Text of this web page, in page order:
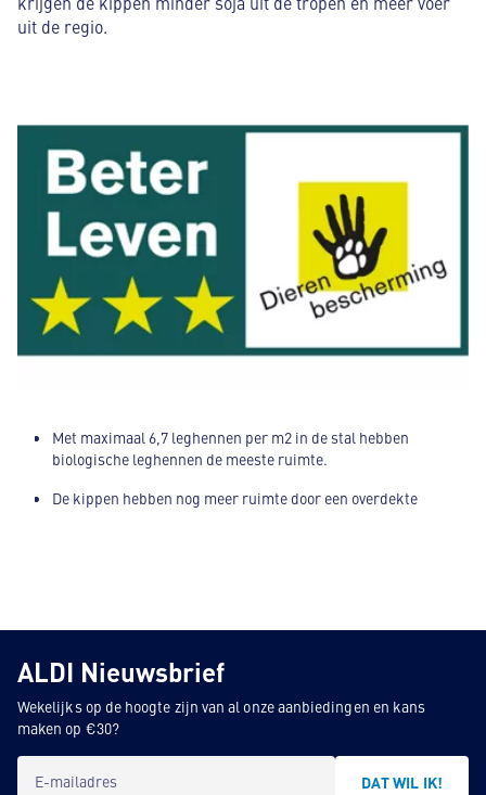
uit de regio.
Met maximaal 6,7 leghennen per m2 in de stal hebben
biologische leghennen de meeste ruimte.
De kippen hebben nog meer ruimte door een overdekte
Er wordt dagelijks graan gestrooid en er is extra
afleidingsmateriaal, zodat de kippen kunnen pikken.
De stal is ingestrooid met vers stro, houtkrullen of zand
zodat de kippen kunnen scharrelen en stofbaden kunnen
nemen.
ALDI Nieuwsbrief
Wekelijks op de hoogte zijn van al onze aanbiedingen en kans
maken op €30?
E-mailadres DAT WIL IK!